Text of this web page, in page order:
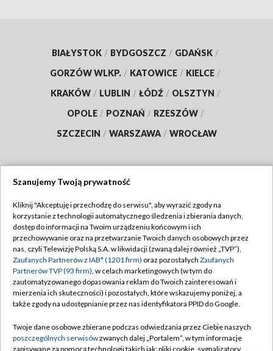
BIAŁYSTOK / BYDGOSZCZ / GDAŃSK /
GORZÓW WLKP. / KATOWICE / KIELCE /
KRAKÓW / LUBLIN / ŁÓDŹ / OLSZTYN /
OPOLE / POZNAŃ / RZESZÓW /
SZCZECIN / WARSZAWA / WROCŁAW
TVP
Abonament TVP
Emisja w TVP
Centrum informacji TVP
Naziemna Telewizja Cyfrowa
Rada Programowa
Regulamin TVP
Polityka prywatności
Moje zgody
Pomoc
Kontakt
Szanujemy Twoją prywatność
Kliknij "Akceptuję i przechodzę do serwisu", aby wyrazić zgody na
korzystanie z technologii automatycznego śledzenia i zbierania danych,
dostęp do informacji na Twoim urządzeniu końcowym i ich
przechowywanie oraz na przetwarzanie Twoich danych osobowych przez
nas, czyli Telewizję Polską S.A. w likwidacji (zwaną dalej również „TVP”),
Zaufanych Partnerów z IAB* (1201 firm) oraz pozostałych Zaufanych
Partnerów TVP (93 firm), w celach marketingowych (w tym do
zautomatyzowanego dopasowania reklam do Twoich zainteresowań i
mierzenia ich skuteczności) i pozostałych, które wskazujemy poniżej, a
także zgody na udostępnianie przez nas identyfikatora PPID do Google.
Twoje dane osobowe zbierane podczas odwiedzania przez Ciebie naszych
poszczególnych serwisówzwanych dalej „Portalem”, w tym informacje
zapisywane za pomocą technologii takich jak: pliki cookie, sygnalizatory